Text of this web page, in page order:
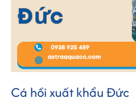
Cá hồi xuất khẩu Đức